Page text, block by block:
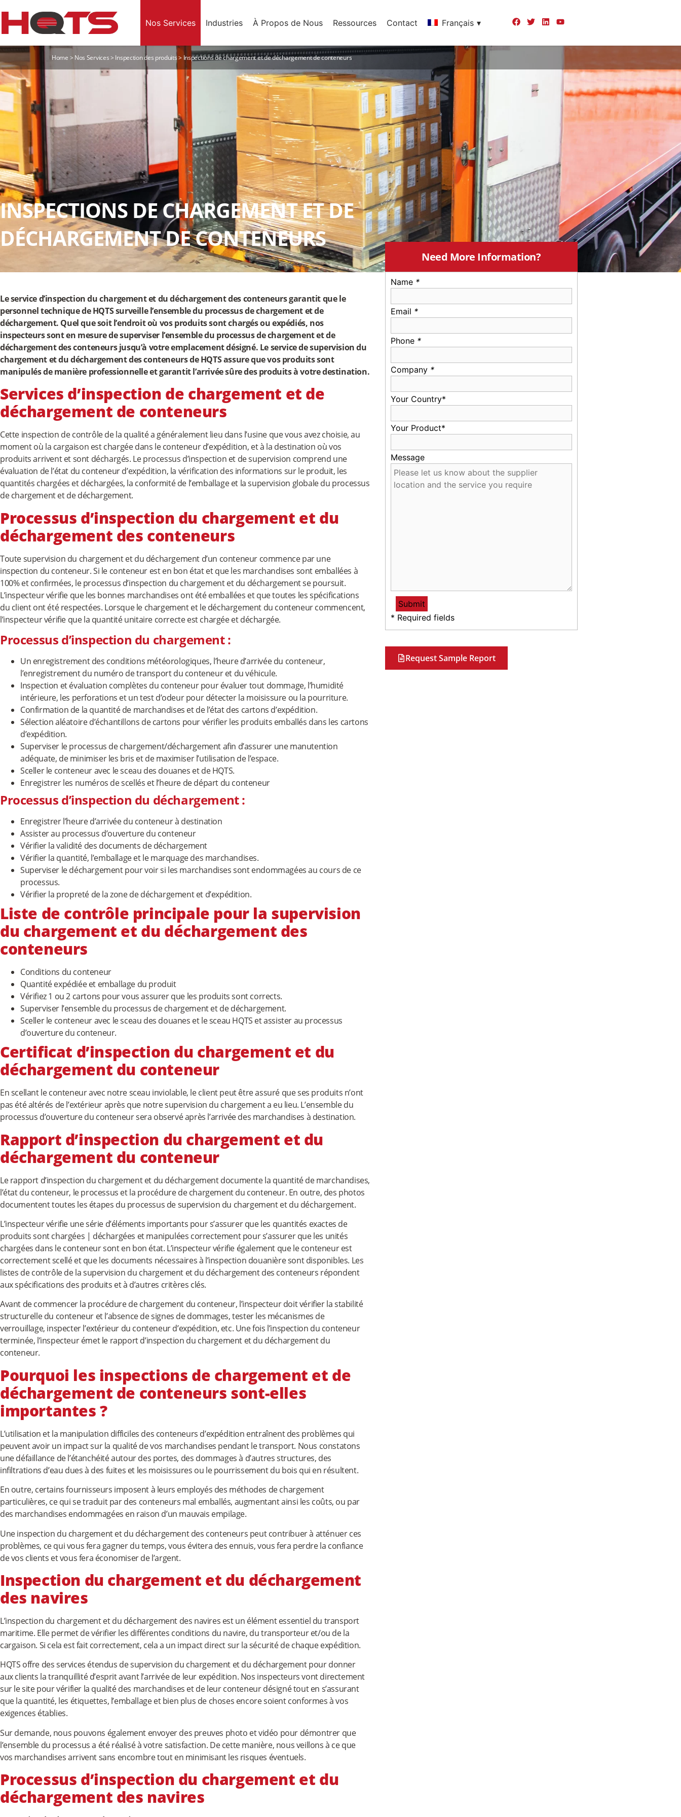
Nos Services Industries À Propos de Nous Ressources Contact Français
Home > Nos Services> Inspection des produits> Inspections de chargement et de déchargement de conteneurs
INSPECTIONS DE CHARGEMENT ET DE
DÉCHARGEMENT DE CONTENEURS
Le service d’inspection du chargement et du déchargement des conteneurs garantit que le
personnel technique de HQTS surveille l’ensemble du processus de chargement et de
déchargement. Quel que soit l’endroit où vos produits sont chargés ou expédiés, nos
inspecteurs sont en mesure de superviser l’ensemble du processus de chargement et de
déchargement des conteneurs jusqu’à votre emplacement désigné. Le service de supervision du
chargement et du déchargement des conteneurs de HQTS assure que vos produits sont
manipulés de manière professionnelle et garantit l’arrivée sûre des produits à votre destination.
Services d’inspection de chargement et de
déchargement de conteneurs
Cette inspection de contrôle de la qualité a généralement lieu dans l’usine que vous avez choisie, au
moment où la cargaison est chargée dans le conteneur d’expédition, et à la destination où vos
produits arrivent et sont déchargés. Le processus d’inspection et de supervision comprend une
évaluation de l’état du conteneur d’expédition, la vérification des informations sur le produit, les
quantités chargées et déchargées, la conformité de l’emballage et la supervision globale du processus
de chargement et de déchargement.
Processus d’inspection du chargement et du
déchargement des conteneurs
Toute supervision du chargement et du déchargement d’un conteneur commence par une
inspection du conteneur. Si le conteneur est en bon état et que les marchandises sont emballées à
100% et confirmées, le processus d’inspection du chargement et du déchargement se poursuit.
L’inspecteur vérifie que les bonnes marchandises ont été emballées et que toutes les spécifications
du client ont été respectées. Lorsque le chargement et le déchargement du conteneur commencent,
l’inspecteur vérifie que la quantité unitaire correcte est chargée et déchargée.
Processus d’inspection du chargement :
Un enregistrement des conditions météorologiques, l’heure d’arrivée du conteneur,
l’enregistrement du numéro de transport du conteneur et du véhicule.
Inspection et évaluation complètes du conteneur pour évaluer tout dommage, l’humidité
intérieure, les perforations et un test d’odeur pour détecter la moisissure ou la pourriture.
Confirmation de la quantité de marchandises et de l’état des cartons d’expédition.
Sélection aléatoire d’échantillons de cartons pour vérifier les produits emballés dans les cartons
d’expédition.
Superviser le processus de chargement/déchargement afin d’assurer une manutention
adéquate, de minimiser les bris et de maximiser l’utilisation de l’espace.
Sceller le conteneur avec le sceau des douanes et de HQTS.
Enregistrer les numéros de scellés et l’heure de départ du conteneur
Processus d’inspection du déchargement :
Enregistrer l’heure d’arrivée du conteneur à destination
Assister au processus d’ouverture du conteneur
Vérifier la validité des documents de déchargement
Vérifier la quantité, l’emballage et le marquage des marchandises.
Superviser le déchargement pour voir si les marchandises sont endommagées au cours de ce
processus.
Vérifier la propreté de la zone de déchargement et d’expédition.
Liste de contrôle principale pour la supervision
du chargement et du déchargement des
conteneurs
Conditions du conteneur
Quantité expédiée et emballage du produit
Vérifiez 1 ou 2 cartons pour vous assurer que les produits sont corrects.
Superviser l’ensemble du processus de chargement et de déchargement.
Sceller le conteneur avec le sceau des douanes et le sceau HQTS et assister au processus
d’ouverture du conteneur.
Certificat d’inspection du chargement et du
déchargement du conteneur
En scellant le conteneur avec notre sceau inviolable, le client peut être assuré que ses produits n’ont
pas été altérés de l’extérieur après que notre supervision du chargement a eu lieu. L’ensemble du
processus d’ouverture du conteneur sera observé après l’arrivée des marchandises à destination.
Rapport d’inspection du chargement et du
déchargement du conteneur
Le rapport d’inspection du chargement et du déchargement documente la quantité de marchandises,
l’état du conteneur, le processus et la procédure de chargement du conteneur. En outre, des photos
documentent toutes les étapes du processus de supervision du chargement et du déchargement.
L’inspecteur vérifie une série d’éléments importants pour s’assurer que les quantités exactes de
produits sont chargées | déchargées et manipulées correctement pour s’assurer que les unités
chargées dans le conteneur sont en bon état. L’inspecteur vérifie également que le conteneur est
correctement scellé et que les documents nécessaires à l’inspection douanière sont disponibles. Les
listes de contrôle de la supervision du chargement et du déchargement des conteneurs répondent
aux spécifications des produits et à d’autres critères clés.
Avant de commencer la procédure de chargement du conteneur, l’inspecteur doit vérifier la stabilité
structurelle du conteneur et l’absence de signes de dommages, tester les mécanismes de
verrouillage, inspecter l’extérieur du conteneur d’expédition, etc. Une fois l’inspection du conteneur
terminée, l’inspecteur émet le rapport d’inspection du chargement et du déchargement du
conteneur.
Pourquoi les inspections de chargement et de
déchargement de conteneurs sont-elles
importantes ?
L’utilisation et la manipulation difficiles des conteneurs d’expédition entraînent des problèmes qui
peuvent avoir un impact sur la qualité de vos marchandises pendant le transport. Nous constatons
une défaillance de l’étanchéité autour des portes, des dommages à d’autres structures, des
infiltrations d’eau dues à des fuites et les moisissures ou le pourrissement du bois qui en résultent.
En outre, certains fournisseurs imposent à leurs employés des méthodes de chargement
particulières, ce qui se traduit par des conteneurs mal emballés, augmentant ainsi les coûts, ou par
des marchandises endommagées en raison d’un mauvais empilage.
Une inspection du chargement et du déchargement des conteneurs peut contribuer à atténuer ces
problèmes, ce qui vous fera gagner du temps, vous évitera des ennuis, vous fera perdre la confiance
de vos clients et vous fera économiser de l’argent.
Inspection du chargement et du déchargement
des navires
L’inspection du chargement et du déchargement des navires est un élément essentiel du transport
maritime. Elle permet de vérifier les différentes conditions du navire, du transporteur et/ou de la
cargaison. Si cela est fait correctement, cela a un impact direct sur la sécurité de chaque expédition.
HQTS offre des services étendus de supervision du chargement et du déchargement pour donner
aux clients la tranquillité d’esprit avant l’arrivée de leur expédition. Nos inspecteurs vont directement
sur le site pour vérifier la qualité des marchandises et de leur conteneur désigné tout en s’assurant
que la quantité, les étiquettes, l’emballage et bien plus de choses encore soient conformes à vos
exigences établies.
Sur demande, nous pouvons également envoyer des preuves photo et vidéo pour démontrer que
l’ensemble du processus a été réalisé à votre satisfaction. De cette manière, nous veillons à ce que
vos marchandises arrivent sans encombre tout en minimisant les risques éventuels.
Processus d’inspection du chargement et du
déchargement des navires
Need More Information?
Name *
Email *
Phone *
Company *
Your Country*
Your Product*
Message
* Required fields
Request Sample Report